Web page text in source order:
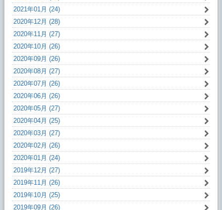
2021年01月 (24)
2020年12月 (28)
2020年11月 (27)
2020年10月 (26)
2020年09月 (26)
2020年08月 (27)
2020年07月 (26)
2020年06月 (26)
2020年05月 (27)
2020年04月 (25)
2020年03月 (27)
2020年02月 (26)
2020年01月 (24)
2019年12月 (27)
2019年11月 (26)
2019年10月 (25)
2019年09月 (26)